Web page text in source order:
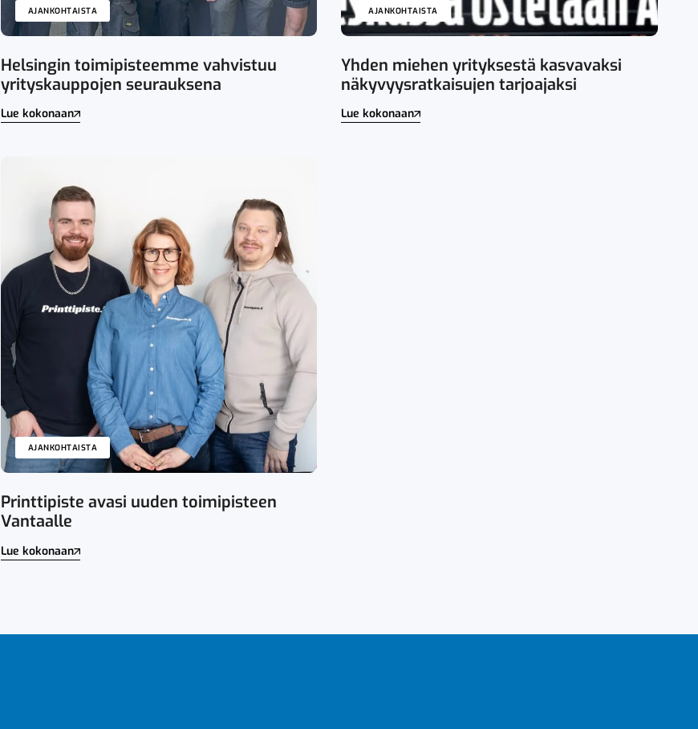
AJANKOHTAISTA
Helsingin toimipisteemme vahvistuu
yrityskauppojen seurauksena
Lue kokonaan
AJANKOHTAISTA
Yhden miehen yrityksestä kasvavaksi
näkyvyysratkaisujen tarjoajaksi
Lue kokonaan
AJANKOHTAISTA
Printtipiste avasi uuden toimipisteen
Vantaalle
Lue kokonaan